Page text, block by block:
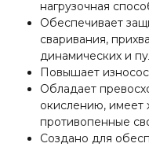
нагрузочная
Обеспечивает
сваривания,
динамических и
Повышает
Обладает
окислению, имеет
противопенные
Создано для